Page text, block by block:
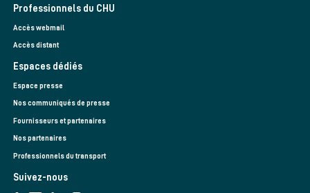
Professionnels du CHU
Accès webmail
Accès distant
Espaces dédiés
Espace presse
Nos communiqués de presse
Fournisseurs et partenaires
Nos partenaires
Professionnels du transport
Suivez-nous